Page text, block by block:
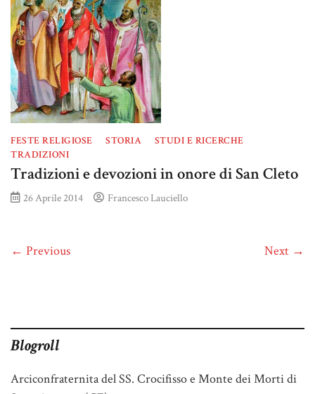
FESTE RELIGIOSE STORIA
STUDI E RICERCHE
TRADIZIONI
Tradizioni e devozioni in onore di San Cleto
26 Aprile 2014 Francesco Lauciello
← Previous Next →
Blogroll
Arciconfraternita del SS. Crocifisso e Monte dei Morti di